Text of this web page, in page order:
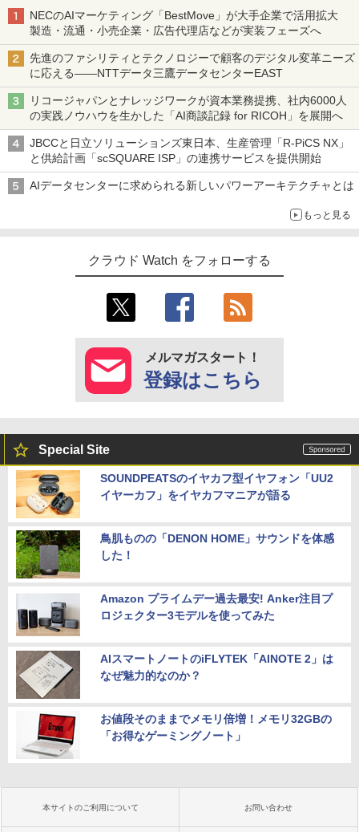
NECのAIマーケティング「BestMove」が大手企業で活用拡大
製造・流通・小売企業・広告代理店などが実装フェーズへ
先進のファシリティとテクノロジーで顧客のデジタル変革ニーズ
に応える――NTTデータ三鷹データセンターEAST
リコージャパンとナレッジワークが資本業務提携、社内6000人
の実践ノウハウを生かした「AI商談記録 for RICOH」を展開へ
JBCCと日立ソリューションズ東日本、生産管理「R-PiCS NX」
と供給計画「scSQUARE ISP」の連携サービスを提供開始
AIデータセンターに求められる新しいパワーアーキテクチャとは
もっと見る
クラウド Watch をフォローする
メルマガスタート！
登録はこちら
Special Site
SOUNDPEATSのイヤカフ型イヤフォン「UU2
イヤーカフ」をイヤカフマニアが語る
鳥肌ものの「DENON HOME」サウンドを体感
した！
Amazon プライムデー過去最安! Anker注目プ
ロジェクター3モデルを使ってみた
AIスマートノートのiFLYTEK「AINOTE 2」は
なぜ魅力的なのか？
お値段そのままでメモリ倍増！メモリ32GBの
「お得なゲーミングノート」
本サイトのご利用について お問い合わせ